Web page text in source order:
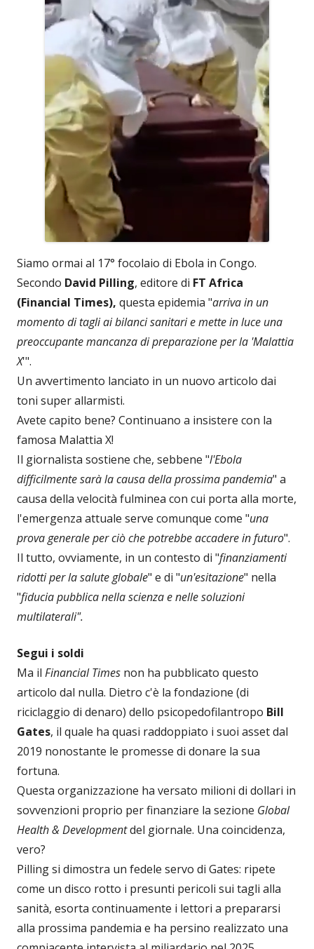
Siamo ormai al 17° focolaio di Ebola in Congo.
Secondo David Pilling, editore di FT Africa
(Financial Times), questa epidemia "arriva in un
momento di tagli ai bilanci sanitari e mette in luce una
preoccupante mancanza di preparazione per la 'Malattia
X'".
Un avvertimento lanciato in un nuovo articolo dai
toni super allarmisti.
Avete capito bene? Continuano a insistere con la
famosa Malattia X!
Il giornalista sostiene che, sebbene "l'Ebola
difficilmente sarà la causa della prossima pandemia" a
causa della velocità fulminea con cui porta alla morte,
l'emergenza attuale serve comunque come "una
prova generale per ciò che potrebbe accadere in futuro".
Il tutto, ovviamente, in un contesto di "finanziamenti
ridotti per la salute globale" e di "un'esitazione" nella
"fiducia pubblica nella scienza e nelle soluzioni
multilaterali".
Segui i soldi
Ma il Financial Times non ha pubblicato questo
articolo dal nulla. Dietro c'è la fondazione (di
riciclaggio di denaro) dello psicopedofilantropo Bill
Gates, il quale ha quasi raddoppiato i suoi asset dal
2019 nonostante le promesse di donare la sua
fortuna.
Questa organizzazione ha versato milioni di dollari in
sovvenzioni proprio per finanziare la sezione Global
Health & Developmentdel giornale. Una coincidenza,
vero?
Pilling si dimostra un fedele servo di Gates: ripete
come un disco rotto i presunti pericoli sui tagli alla
sanità, esorta continuamente i lettori a prepararsi
alla prossima pandemia e ha persino realizzato una